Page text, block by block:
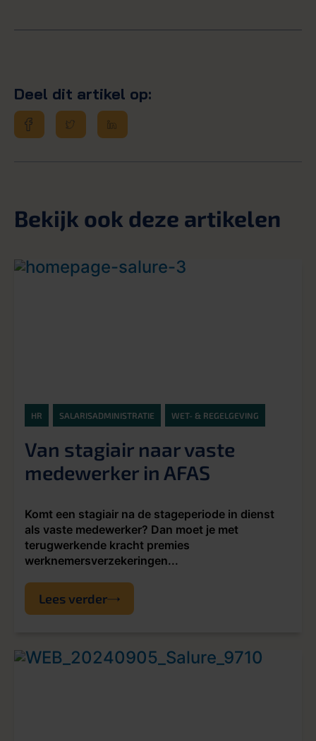
Deel dit artikel op:
Bekijk ook deze artikelen
HR SALARISADMINISTRATIE WET- & REGELGEVING
Van stagiair naar vaste
medewerker in AFAS
Komt een stagiair na de stageperiode in dienst
als vaste medewerker? Dan moet je met
terugwerkende kracht premies
werknemersverzekeringen...
Lees verder